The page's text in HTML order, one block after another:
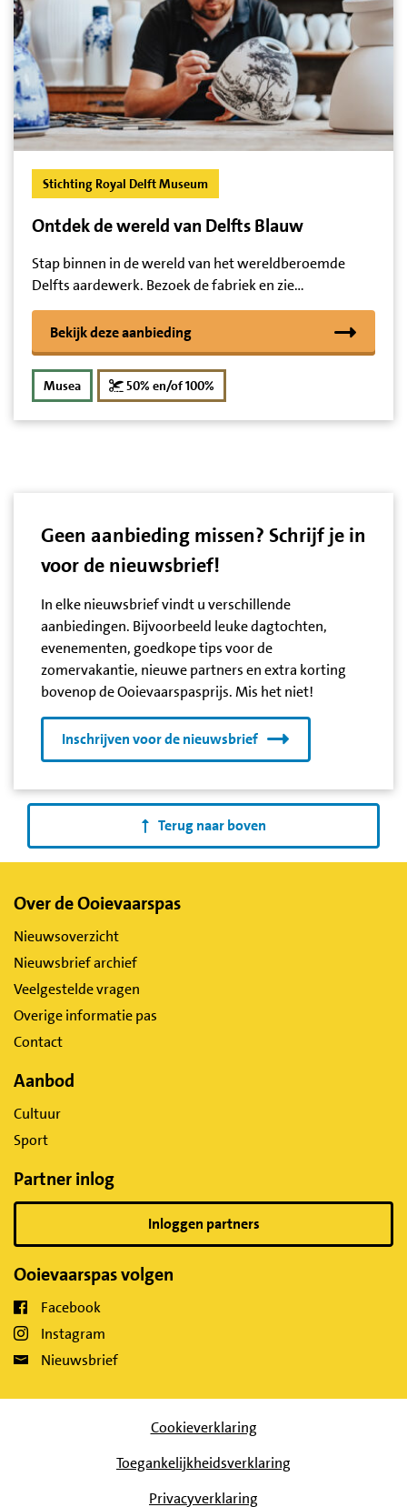
Stichting Royal Delft Museum
Ontdek de wereld van Delfts Blauw
Stap binnen in de wereld van het wereldberoemde
Delfts aardewerk. Bezoek de fabriek en zie…
Bekijk deze aanbieding
Musea 50% en/of 100%
Geen aanbieding missen? Schrijf je in
voor de nieuwsbrief!
In elke nieuwsbrief vindt u verschillende
aanbiedingen. Bijvoorbeeld leuke dagtochten,
evenementen, goedkope tips voor de
zomervakantie, nieuwe partners en extra korting
bovenop de Ooievaarspasprijs. Mis het niet!
Inschrijven voor de nieuwsbrief
Terug naar boven
Belangrijke
links
Over de Ooievaarspas
Nieuwsoverzicht
Nieuwsbrief archief
Veelgestelde vragen
Overige informatie pas
Contact
Aanbod
Cultuur
Sport
Partner inlog
Inloggen partners
Ooievaarspas volgen
Facebook
Instagram
Nieuwsbrief
Cookieverklaring
Toegankelijkheidsverklaring
Privacyverklaring